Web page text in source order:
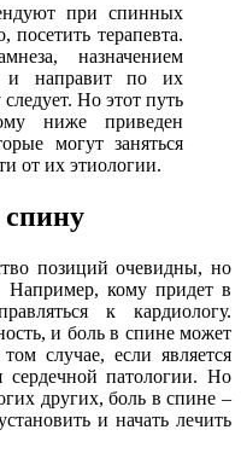
при спинных
терапевта.
назначением
и направит по их
Но этот путь
ниже приведен
могут заняться
от их этиологии.
позиций очевидны, но
Например, кому придет в
к кардиологу.
и боль в спине может
случае, если является
патологии. Но
других, боль в спине –
и начать лечить